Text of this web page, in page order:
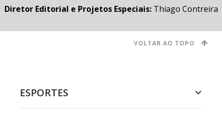
Diretor Editorial e Projetos Especiais: Thiago Contreira
VOLTAR AO TOPO
ESPORTES